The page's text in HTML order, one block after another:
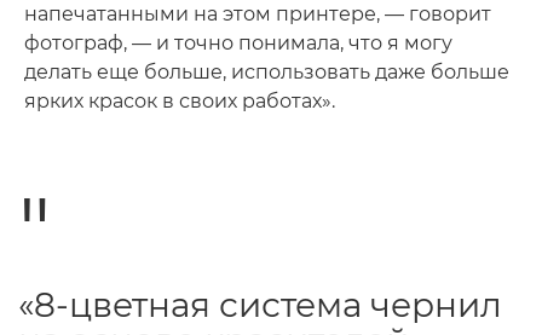
напечатанными на этом принтере, — говорит
фотограф, — и точно понимала, что я могу
делать еще больше, использовать даже больше
ярких красок в своих работах».
«8-цветная система чернил